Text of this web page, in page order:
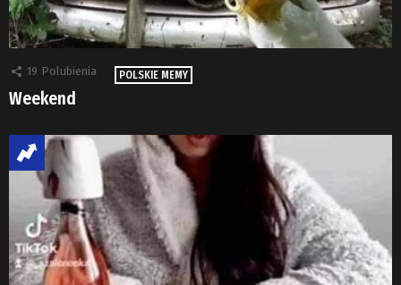
19 Polubienia POLSKIE MEMY
Weekend